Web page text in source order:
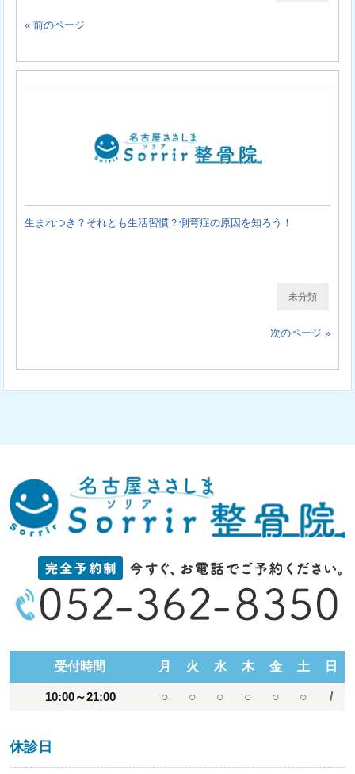
« 前のページ
生まれつき？それとも生活習慣？側弯症の原因を知ろう！
未分類
次のページ »
受付時間 月 火 水 木 金 土 日
10:00～21:00 ○ ○ ○ ○ ○ ○ /
休診日